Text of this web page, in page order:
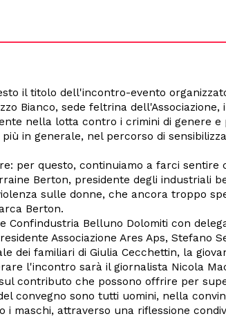
il titolo dell'incontro-evento
Bianco, sede feltrina dell'Associazione,
nella lotta contro i crimini di genere
in generale, nel percorso di
per questo, continuiamo a farci sentire
Berton, presidente degli industriali
sulle donne, che ancora troppo
Berton.
Confindustria Belluno Dolomiti con
Associazione Ares Aps, Stefano
dei familiari di Giulia Cecchettin, la
l'incontro sarà il giornalista Nicola
contributo che possono offrire per
convegno sono tutti uomini, nella
maschi, attraverso una riflessione